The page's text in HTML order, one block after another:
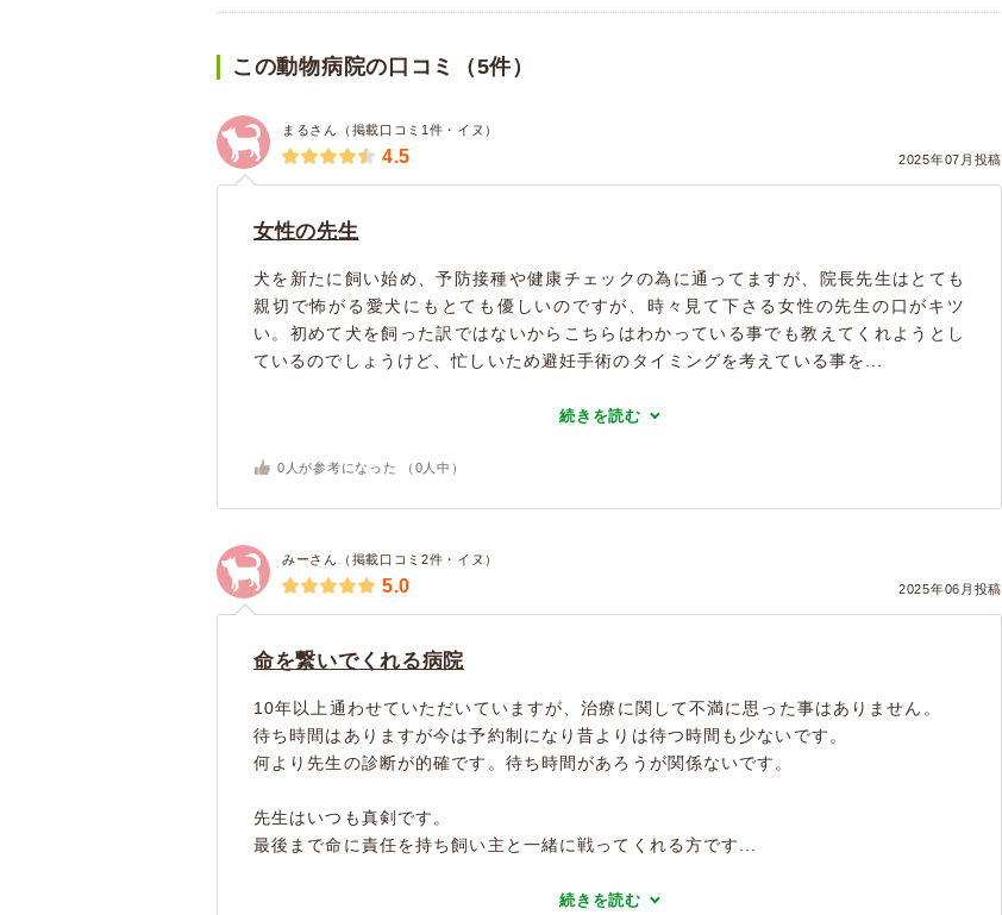
この動物病院の口コミ（5件）
まるさん（掲載口コミ1件・イヌ）
2025年07月投稿
4.5
女性の先生
犬を新たに飼い始め、予防接種や健康チェックの為に通ってますが、院長先生はとても
親切で怖がる愛犬にもとても優しいのですが、時々見て下さる女性の先生の口がキツ
い。初めて犬を飼った訳ではないからこちらはわかっている事でも教えてくれようとし
ているのでしょうけど、忙しいため避妊手術のタイミングを考えている事を...
続きを読む
0 人が参考になった （ 0 人中）
みーさん（掲載口コミ2件・イヌ）
2025年06月投稿
5.0
命を繋いでくれる病院
10年以上通わせていただいていますが、治療に関して不満に思った事はありません。
待ち時間はありますが今は予約制になり昔よりは待つ時間も少ないです。
何より先生の診断が的確です。待ち時間があろうが関係ないです。
先生はいつも真剣です。
最後まで命に責任を持ち飼い主と一緒に戦ってくれる方です...
続きを読む